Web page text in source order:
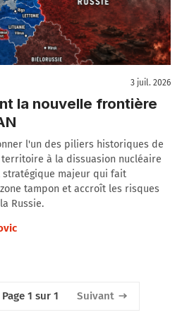
3 juil. 2026
la nouvelle frontière
l'un des piliers historiques de
à la dissuasion nucléaire
stratégique majeur qui fait
tampon et accroît les risques
Russie.
Page 1 sur 1 Suivant